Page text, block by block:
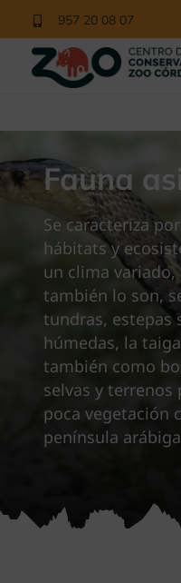
contenido
957 20 08 07
CONOCE EL ZOO
NUESTROS PROGRAMAS
EDUCACIÓN
NOTICIAS
CONTACTO
VISITAS
Fauna
Se caracteriza
hábitats y
un clima
también lo son,
tundras, estepas
húmedas, la
también como
selvas y terrenos
poca vegetación
península